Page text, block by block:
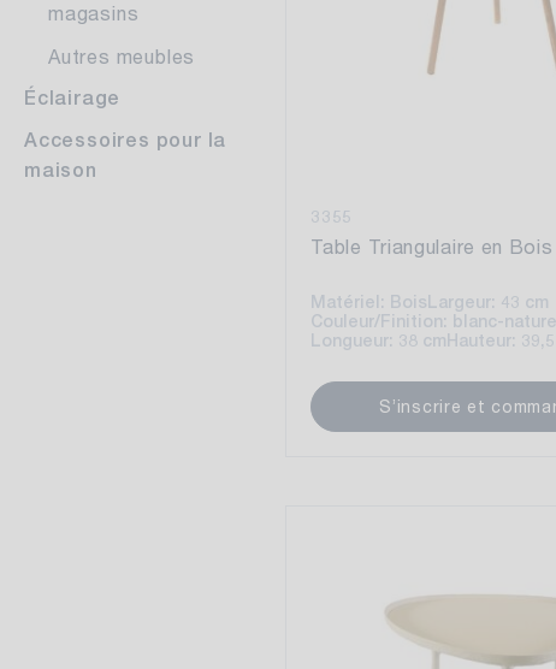
magasins
Autres meubles
Éclairage
Accessoires pour la
maison
3355
Table Triangulaire en Bois
Matériel: Bois Largeur: 43 cm
Couleur/Finition: blanc-naturel
Longueur: 38 cm Hauteur:
S’inscrire et